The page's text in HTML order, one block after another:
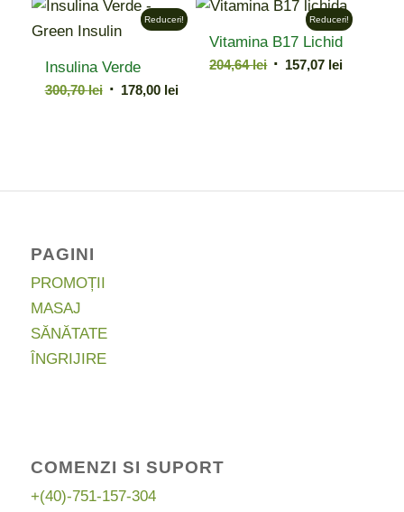
fost:
299,00 lei.
230,00 lei.
Insulina Verde
300,70lei Prețul
178,00 leiPrețul
Reduceri!
Vitamina B17 Lichid
204,64lei Prețul
157,07 leiPrețul
Reduceri!
PAGINI
PROMOȚII
MASAJ
SĂNĂTATE
ÎNGRIJIRE
COMENZI SI SUPORT
+(40)-751-157-304